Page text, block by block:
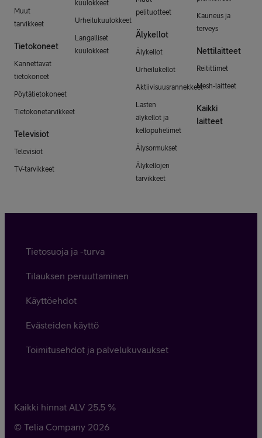
Muut
tarvikkeet
Tietokoneet
Kannettavat
tietokoneet
Pöytätietokoneet
Tietokonetarvikkeet
Televisiot
Televisiot
TV-tarvikkeet
kuulokkeet
Urheilukuulokkeet
Langalliset
kuulokkeet
pelituotteet
Älykellot
Älykellot
Urheilukellot
Aktiivisuusrannekkeet
Lasten
älykellot ja
kellopuhelimet
Älysormukset
Älykellojen
tarvikkeet
Kauneus ja
terveys
Nettilaitteet
Reitittimet
Mesh-laitteet
Kaikki
laitteet
Tietosuoja ja -turva
Tilauksen peruuttaminen
Käyttöehdot
Evästeiden käyttö
Toimitusehdot ja palvelukuvaukset
Kaikki hinnat ALV 25,5 %
© Telia Company 2026